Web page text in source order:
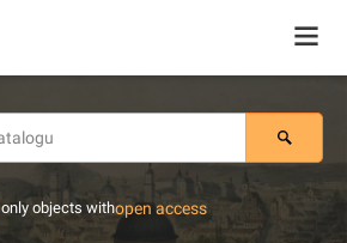
only objects withopen access